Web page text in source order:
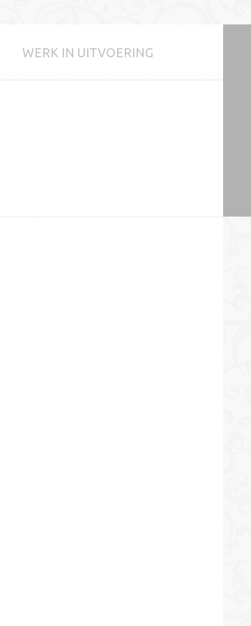
WERK IN UITVOERING